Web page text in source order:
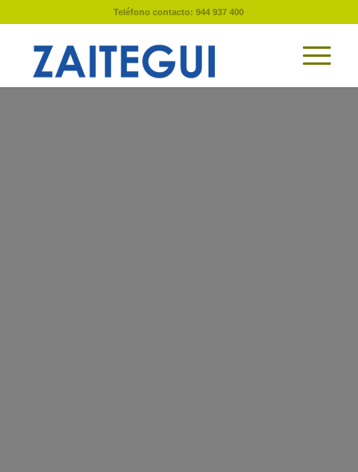
Teléfono contacto: 944 937 400